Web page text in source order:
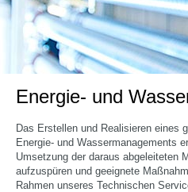
Energie- und
Das Erstellen und Realisieren eines
Energie- und Wassermanagements
Umsetzung der daraus abgeleiteten
aufzuspüren und geeignete
Rahmen unseres Technischen